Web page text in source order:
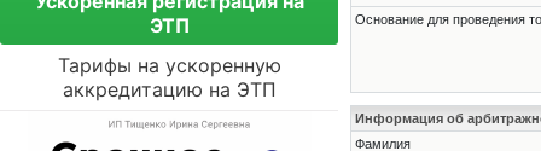
ЭТП
Тарифы на ускоренную
аккредитацию на ЭТП
Основание для проведения
Информация об
Фамилия